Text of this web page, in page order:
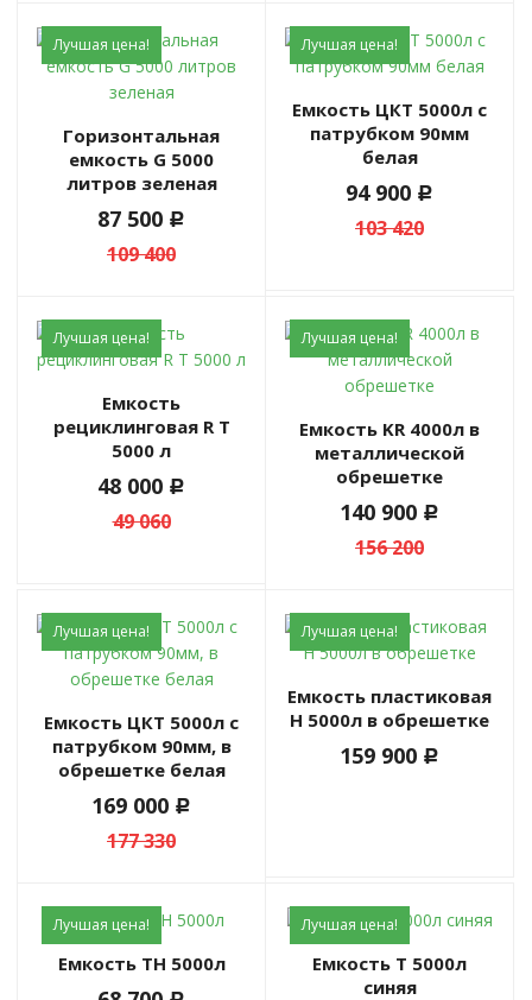
Лучшая цена!
Горизонтальная
емкость G 5000
литров зеленая
87 500 c
109 400
Лучшая цена!
Емкость ЦКТ 5000л с
патрубком 90мм
белая
94 900 c
103 420
Лучшая цена!
Емкость
рециклинговая R T
5000 л
48 000 c
49 060
Лучшая цена!
Емкость KR 4000л в
металлической
обрешетке
140 900 c
156 200
Лучшая цена!
Емкость ЦКТ 5000л с
патрубком 90мм, в
обрешетке белая
169 000 c
177 330
Лучшая цена!
Емкость пластиковая
H 5000л в обрешетке
159 900 c
Лучшая цена!
Емкость ТH 5000л
Лучшая цена!
Емкость Т 5000л
синяя